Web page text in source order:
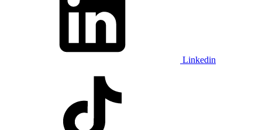
Linkedin